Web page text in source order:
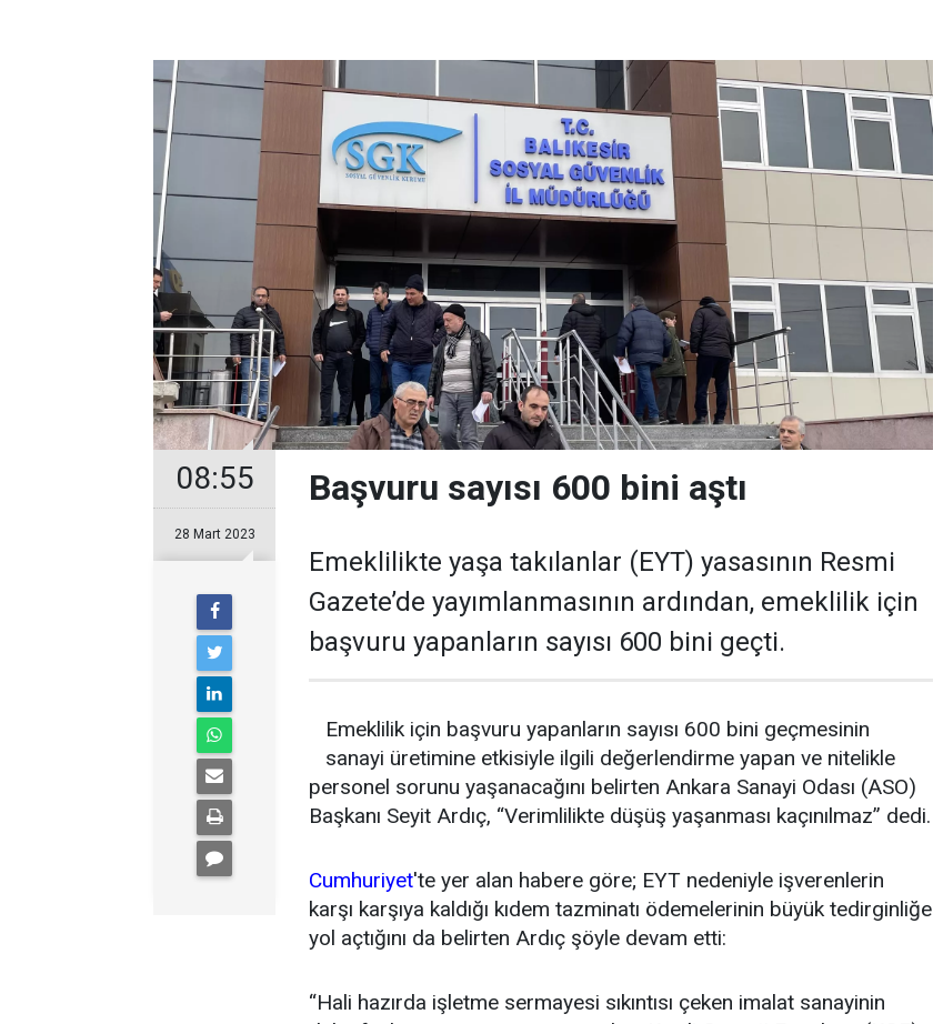
08:55
28 Mart 2023
Başvuru sayısı 600 bini aştı
Emeklilikte yaşa takılanlar (EYT) yasasının Resmi
Gazete’de yayımlanmasının ardından, emeklilik için
başvuru yapanların sayısı 600 bini geçti.
Emeklilik için başvuru yapanların sayısı 600 bini geçmesinin
sanayi üretimine etkisiyle ilgili değerlendirme yapan ve nitelikle
personel sorunu yaşanacağını belirten Ankara Sanayi Odası (ASO)
Başkanı Seyit Ardıç, “Verimlilikte düşüş yaşanması kaçınılmaz” dedi.
Cumhuriyet'te yer alan habere göre; EYT nedeniyle işverenlerin
karşı karşıya kaldığı kıdem tazminatı ödemelerinin büyük tedirginliğe
yol açtığını da belirten Ardıç şöyle devam etti:
“Hali hazırda işletme sermayesi sıkıntısı çeken imalat sanayinin